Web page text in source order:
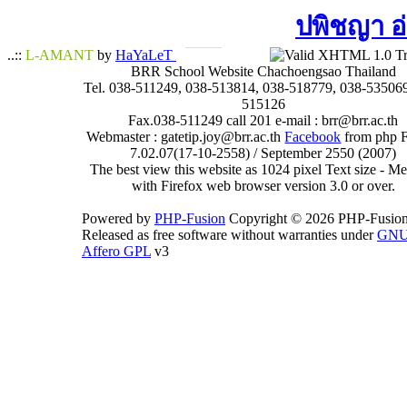
ปพิชญา​ อ่
..:: L-AMANT by HaYaLeT
BRR School Website Chachoengsao Thailand
Tel. 038-511249, 038-513814, 038-518779, 038-
515126
Fax.038-511249 call 201 e-mail : brr@brr.ac.th
Webmaster : gatetip.joy@brr.ac.thFacebook from php
7.02.07(17-10-2558) / September 2550 (2007)
The best view this website as 1024 pixel Text size -
with Firefox web browser version 3.0 or over.
Powered by PHP-Fusion Copyright © 2026 PHP-
Released as free software without warranties under
Affero GPL v3